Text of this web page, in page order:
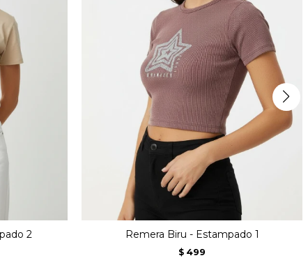
2 Remera Biru - Estampado 1
$ 499